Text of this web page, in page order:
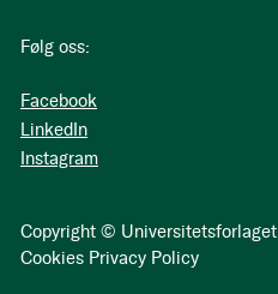
Følg oss:
Facebook
LinkedIn
Instagram
Copyright © Universitetsforlaget
Cookies Privacy Policy